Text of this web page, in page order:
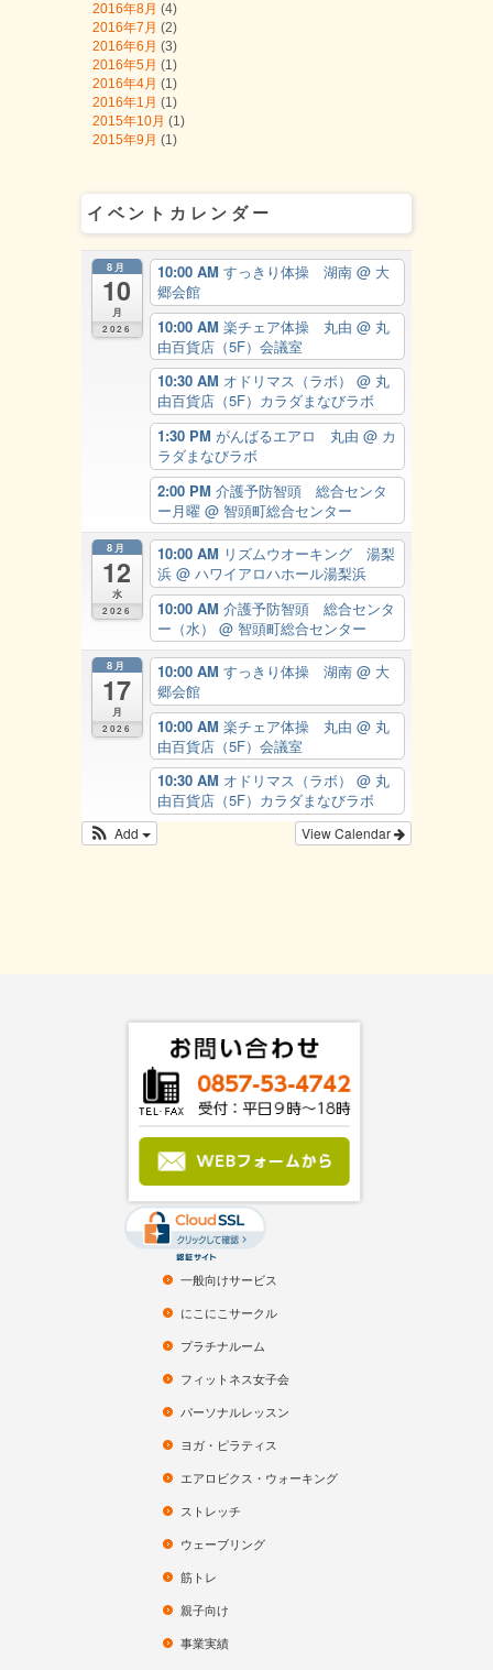
2016年8月 (4)
2016年7月 (2)
2016年6月 (3)
2016年5月 (1)
2016年4月 (1)
2016年1月 (1)
2015年10月 (1)
2015年9月 (1)
イベントカレンダー
8月
10
月
2026
10:00 AM すっきり体操 湖南 @ 大
郷会館
10:00 AM 楽チェア体操 丸由 @ 丸
由百貨店（5F）会議室
10:30 AM オドリマス（ラボ） @ 丸
由百貨店（5F）カラダまなびラボ
1:30 PM がんばるエアロ 丸由 @ カ
ラダまなびラボ
2:00 PM 介護予防智頭 総合センタ
ー月曜 @ 智頭町総合センター
8月
12
水
2026
10:00 AM リズムウオーキング 湯梨
浜 @ ハワイアロハホール湯梨浜
10:00 AM 介護予防智頭 総合センタ
ー（水） @ 智頭町総合センター
8月
17
月
2026
10:00 AM すっきり体操 湖南 @ 大
郷会館
10:00 AM 楽チェア体操 丸由 @ 丸
由百貨店（5F）会議室
10:30 AM オドリマス（ラボ） @ 丸
由百貨店（5F）カラダまなびラボ
View Calendar
Add
一般向けサービス
にこにこサークル
プラチナルーム
フィットネス女子会
パーソナルレッスン
ヨガ・ピラティス
エアロビクス・ウォーキング
ストレッチ
ウェーブリング
筋トレ
親子向け
事業実績